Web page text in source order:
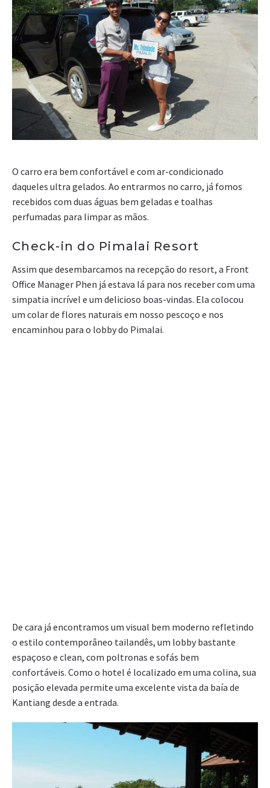
O carro era bem confortável e com ar-condicionado
daqueles ultra gelados. Ao entrarmos no carro, já fomos
recebidos com duas águas bem geladas e toalhas
perfumadas para limpar as mãos.
Check-in do Pimalai Resort
Assim que desembarcamos na recepção do resort, a Front
Office Manager Phen já estava lá para nos receber com uma
simpatia incrível e um delicioso boas-vindas. Ela colocou
um colar de flores naturais em nosso pescoço e nos
encaminhou para o lobby do Pimalai.
De cara já encontramos um visual bem moderno refletindo
o estilo contemporâneo tailandês, um lobby bastante
espaçoso e clean, com poltronas e sofás bem
confortáveis. Como o hotel é localizado em uma colina, sua
posição elevada permite uma excelente vista da baía de
Kantiang desde a entrada.